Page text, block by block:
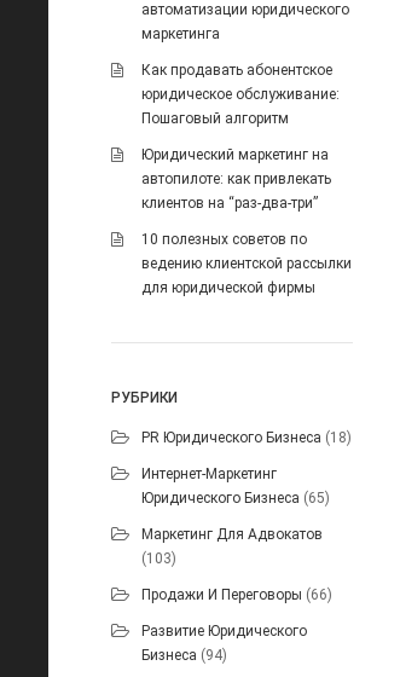
автоматизации юридического
маркетинга
Как продавать абонентское
юридическое обслуживание:
Пошаговый алгоритм
Юридический маркетинг на
автопилоте: как привлекать
клиентов на “раз-два-три”
10 полезных советов по
ведению клиентской рассылки
для юридической фирмы
РУБРИКИ
PR Юридического Бизнеса (18)
Интернет-Маркетинг
Юридического Бизнеса (65)
Маркетинг Для Адвокатов
(103)
Продажи И Переговоры (66)
Развитие Юридического
Бизнеса (94)